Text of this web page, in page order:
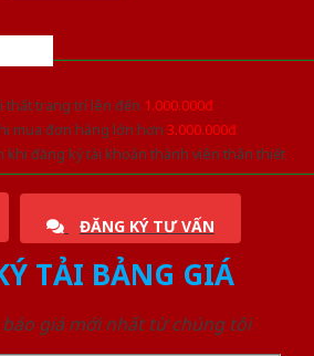
thất trang trí lên đến 1.000.000đ
mua đơn hàng lớn hơn 3.000.000đ
khi đăng ký tài khoản thành viên thân thiết
ĐĂNG KÝ TƯ VẤN
TẢI BẢNG GIÁ
giá mới nhất từ chúng tôi